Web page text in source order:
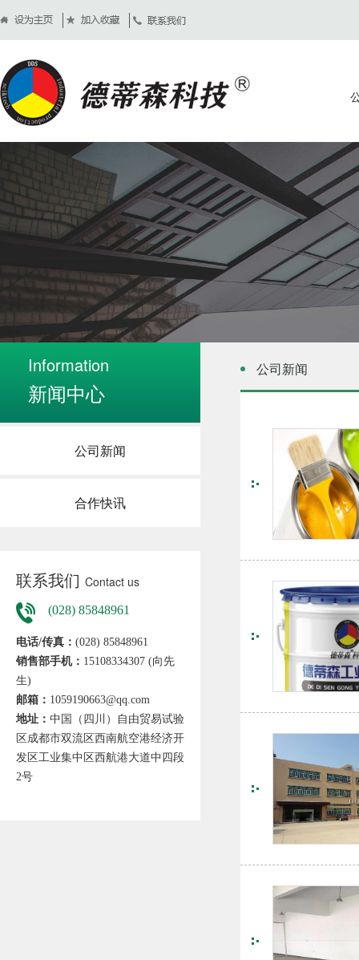
Information
新闻中心
公司新闻
合作快讯
联系我们 Contact us
(028) 85848961
电话/传真： (028) 85848961
销售部手机： 15108334307 (向先
生)
邮箱： 1059190663@qq.com
地址： 中国（四川）自由贸易试验
区成都市双流区西南航空港经济开
发区工业集中区西航港大道中四段
2号
公司新闻